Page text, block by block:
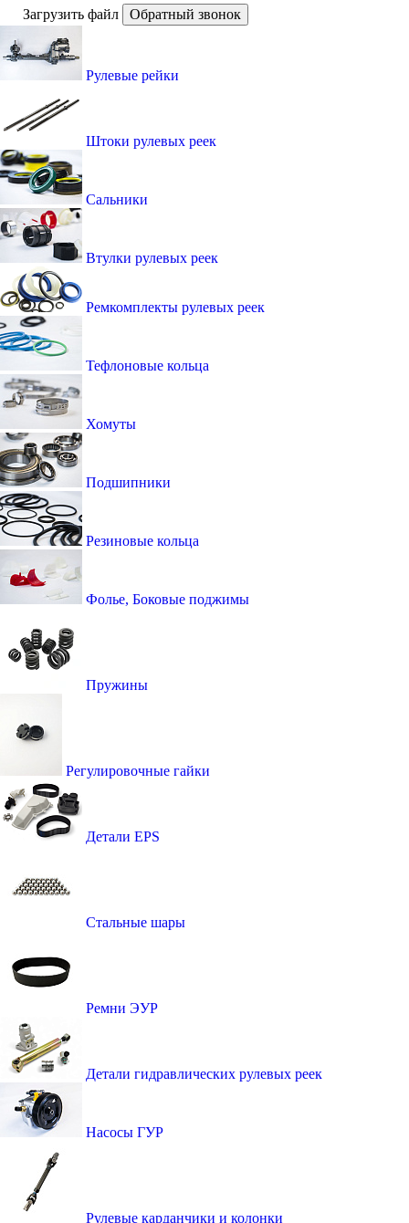
Загрузить файл
Обратный звонок
Рулевые рейки
Штоки рулевых реек
Сальники
Втулки рулевых реек
Ремкомплекты рулевых реек
Тефлоновые кольца
Хомуты
Подшипники
Резиновые кольца
Фолье, Боковые поджимы
Пружины
Регулировочные гайки
Детали EPS
Стальные шары
Ремни ЭУР
Детали гидравлических рулевых реек
Насосы ГУР
Рулевые карданчики и колонки